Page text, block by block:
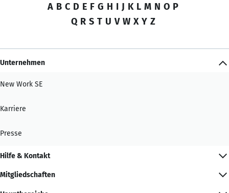
A B C D E F G H I J K L M N O P
Q R S T U V W X Y Z
Unternehmen
New Work SE
Karriere
Presse
Hilfe & Kontakt
Mitgliedschaften